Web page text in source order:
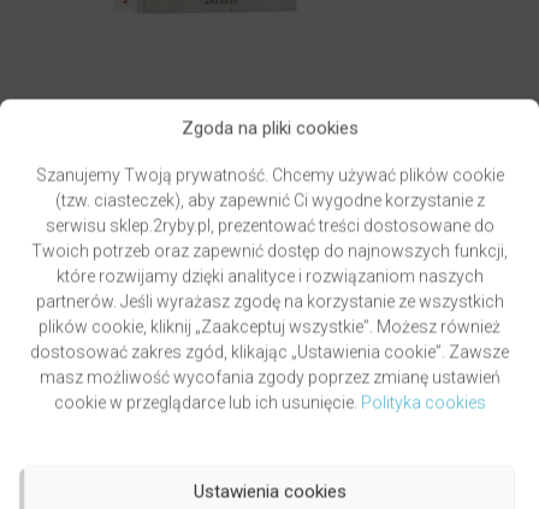
Zgoda na pliki cookies
Szanujemy Twoją prywatność. Chcemy używać plików cookie
(tzw. ciasteczek), aby zapewnić Ci wygodne korzystanie z
serwisu sklep.2ryby.pl, prezentować treści dostosowane do
Twoich potrzeb oraz zapewnić dostęp do najnowszych funkcji,
które rozwijamy dzięki analityce i rozwiązaniom naszych
partnerów. Jeśli wyrażasz zgodę na korzystanie ze wszystkich
plików cookie, kliknij „Zaakceptuj wszystkie”. Możesz również
dostosować zakres zgód, klikając „Ustawienia cookie”. Zawsze
masz możliwość wycofania zgody poprzez zmianę ustawień
cookie w przeglądarce lub ich usunięcie. Polityka cookies
Ustawienia cookies
GRZYWOCZ & PAWLUKIEWICZ | DROGA
autorks. Piotr Pawlukiewicz ks. Krzysztof Grzywocz
Oceniony
5.00
49,00zł
DODAJ DO KOSZYKA